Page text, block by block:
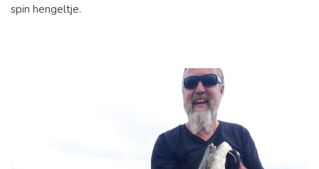
spin hengeltje.